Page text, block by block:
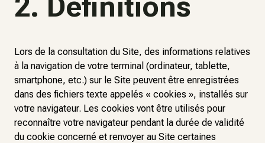
2. Définitions
Lors de la consultation du Site, des informations relatives
à la navigation de votre terminal (ordinateur, tablette,
smartphone, etc.) sur le Site peuvent être enregistrées
dans des fichiers texte appelés « cookies », installés sur
votre navigateur. Les cookies vont être utilisés pour
reconnaître votre navigateur pendant la durée de validité
du cookie concerné et renvoyer au Site certaines